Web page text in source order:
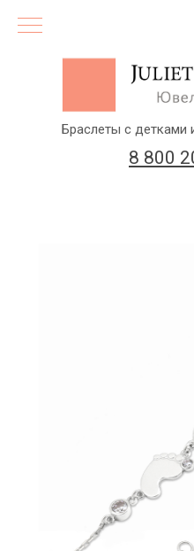
8 800
(бесплатный
Браслеты с детками